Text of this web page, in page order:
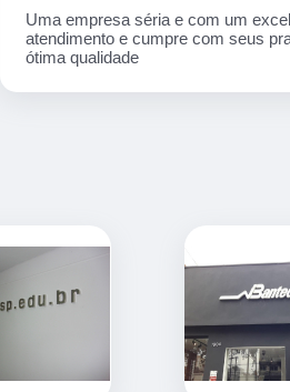
Uma empresa séria e com um
atendimento e cumpre com seus
ótima qualidade